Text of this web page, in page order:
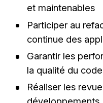
et maintenables
Participer au
continue des
Garantir les
la qualité du code
Réaliser les